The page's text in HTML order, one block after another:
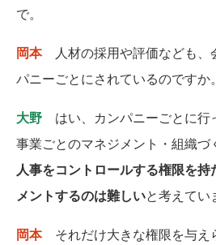
で。
岡本人材の採用や評価なども、
パニーごとにされているのですか。
大野 はい、カンパニーごとに行
事業ごとのマネジメント・組織づ
人事をコントロールする権限を
メントするのは難しいと考えてい
岡本それだけ大きな権限を与え